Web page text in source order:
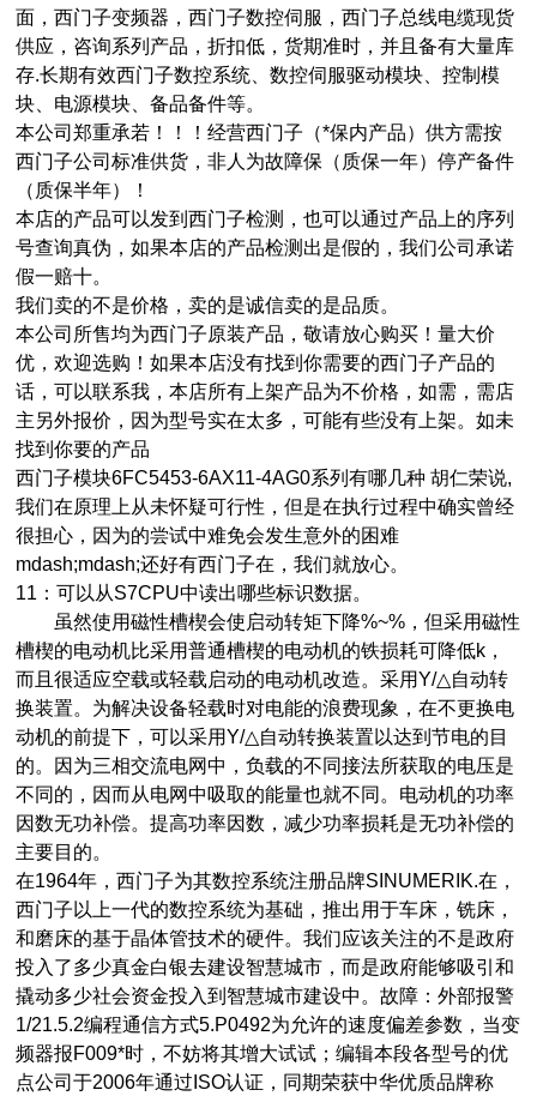
面，西门子变频器，西门子数控伺服，西门子总线电缆现货
供应，咨询系列产品，折扣低，货期准时，并且备有大量库
存.长期有效西门子数控系统、数控伺服驱动模块、控制模
块、电源模块、备品备件等。
本公司郑重承若！！！经营西门子（*保内产品）供方需按
西门子公司标准供货，非人为故障保（质保一年）停产备件
（质保半年）！
本店的产品可以发到西门子检测，也可以通过产品上的序列
号查询真伪，如果本店的产品检测出是假的，我们公司承诺
假一赔十。
我们卖的不是价格，卖的是诚信卖的是品质。
本公司所售均为西门子原装产品，敬请放心购买！量大价
优，欢迎选购！如果本店没有找到你需要的西门子产品的
话，可以联系我，本店所有上架产品为不价格，如需，需店
主另外报价，因为型号实在太多，可能有些没有上架。如未
找到你要的产品
西门子模块6FC5453-6AX11-4AG0系列有哪几种 胡仁荣说,
我们在原理上从未怀疑可行性，但是在执行过程中确实曾经
很担心，因为的尝试中难免会发生意外的困难
mdash;mdash;还好有西门子在，我们就放心。
11：可以从S7CPU中读出哪些标识数据。
虽然使用磁性槽楔会使启动转矩下降%~%，但采用磁性
槽楔的电动机比采用普通槽楔的电动机的铁损耗可降低k，
而且很适应空载或轻载启动的电动机改造。采用Y/△自动转
换装置。为解决设备轻载时对电能的浪费现象，在不更换电
动机的前提下，可以采用Y/△自动转换装置以达到节电的目
的。因为三相交流电网中，负载的不同接法所获取的电压是
不同的，因而从电网中吸取的能量也就不同。电动机的功率
因数无功补偿。提高功率因数，减少功率损耗是无功补偿的
主要目的。
在1964年，西门子为其数控系统注册品牌SINUMERIK.在，
西门子以上一代的数控系统为基础，推出用于车床，铣床，
和磨床的基于晶体管技术的硬件。我们应该关注的不是政府
投入了多少真金白银去建设智慧城市，而是政府能够吸引和
撬动多少社会资金投入到智慧城市建设中。故障：外部报警
1/21.5.2编程通信方式5.P0492为允许的速度偏差参数，当变
频器报F009*时，不妨将其增大试试；编辑本段各型号的优
点公司于2006年通过ISO认证，同期荣获中华优质品牌称